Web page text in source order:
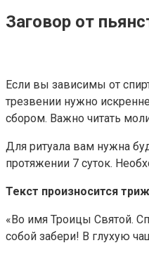
Заговор от
Если вы зависимы от
трезвении нужно
сбором. Важно читать
Для ритуала вам нужна
протяжении 7 суток.
Текст произносится
«Во имя Троицы Святой.
собой забери! В глухую